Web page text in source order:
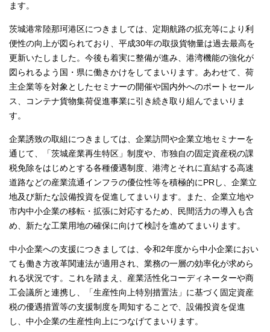
ます。
茨城港常陸那珂港区につきましては、定期航路の拡充等により利
便性の向上が図られており、平成30年の取扱貨物量は過去最高を
更新いたしました。今後も着実に整備が進み、港湾機能の強化が
図られるよう国・県に働きかけをしてまいります。あわせて、荷
主企業等を対象としたセミナーの開催や国内外へのポートセール
ス、コンテナ貨物集荷促進事業に引き続き取り組んでまいりま
す。
企業誘致の取組につきましては、企業訪問や企業立地セミナーを
通じて、「茨城産業再生特区」制度や、市独自の固定資産税の課
税免除をはじめとする各種優遇制度、港湾とそれに直結する高速
道路などの産業流通インフラの優位性等を積極的にPRし、企業立
地及び新たな設備投資を促進してまいります。また、企業立地や
市内中小企業の移転・拡張に対応するため、民間活力の導入も含
め、新たな工業用地の確保に向けて検討を進めてまいります。
中小企業への支援につきましては、令和2年度から中小企業におい
ても働き方改革関連法が適用され、業務の一層の効率化が求めら
れる状況です。これを踏まえ、産業活性化コーディネーターや商
工会議所と連携し、「生産性向上特別措置法」に基づく固定資産
税の優遇措置等の支援制度を周知することで、設備投資を促進
し、中小企業の生産性向上につなげてまいります。